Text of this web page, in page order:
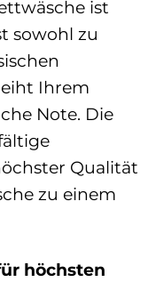
ist
sowohl zu
Ihrem
Note. Die
Qualität
zu einem
höchsten